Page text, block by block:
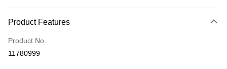
Taiwan Rakuten Card, Inc.
宅配
NT$100/order | Free shipping on orders of NT$999 or more
Product Features
Product No.
11780999